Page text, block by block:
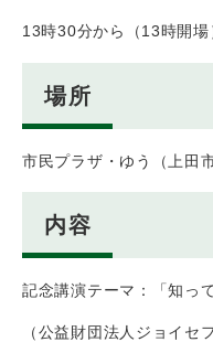
13時30分から（13時開場
場所
市民プラザ・ゆう（上田
内容
記念講演テーマ：「知っ
（公益財団法人ジョイセ